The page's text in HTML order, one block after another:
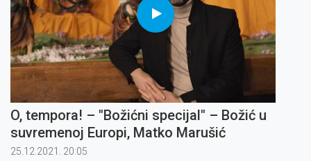
O, tempora! – "Božićni specijal" – Božić u
suvremenoj Europi, Matko Marušić
25.12.2021. 20:05